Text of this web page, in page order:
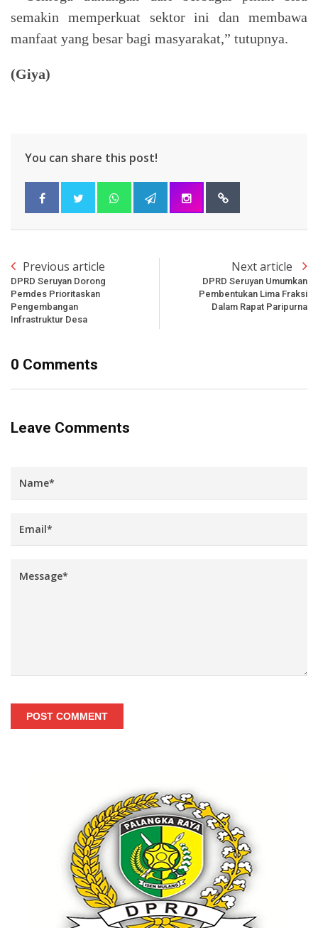
semakin memperkuat sektor ini dan membawa
manfaat yang besar bagi masyarakat,” tutupnya.
(Giya)
You can share this post!
Previous article
DPRD Seruyan Dorong
Pemdes Prioritaskan
Pengembangan
Infrastruktur Desa
Next article
DPRD Seruyan Umumkan
Pembentukan Lima Fraksi
Dalam Rapat Paripurna
0 Comments
Leave Comments
POST COMMENT